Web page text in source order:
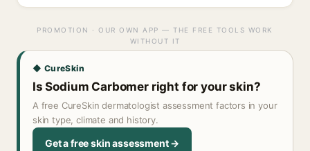
PROMOTION · OUR OWN APP — THE FREE TOOLS WORK
WITHOUT IT
◆ CureSkin
Is Sodium Carbomer right for your skin?
A free CureSkin dermatologist assessment factors in your
skin type, climate and history.
Get a free skin assessment →